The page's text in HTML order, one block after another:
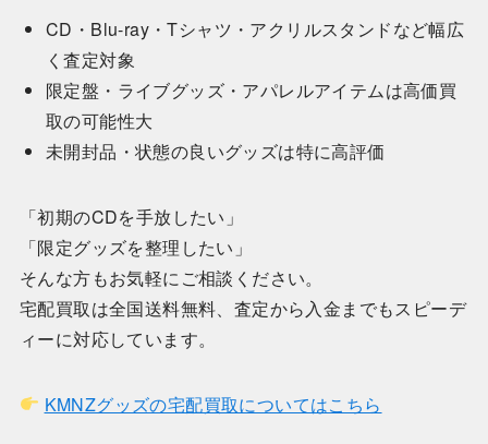
CD・Blu-ray・Tシャツ・アクリルスタンドなど幅広
く査定対象
限定盤・ライブグッズ・アパレルアイテムは高価買
取の可能性大
未開封品・状態の良いグッズは特に高評価
「初期のCDを手放したい」
「限定グッズを整理したい」
そんな方もお気軽にご相談ください。
宅配買取は全国送料無料、査定から入金までもスピーデ
ィーに対応しています。
KMNZグッズの宅配買取についてはこちら